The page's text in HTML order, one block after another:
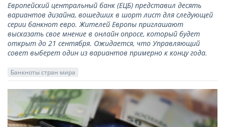
Европейский центральный банк (ЕЦБ) представил десять
вариантов дизайна, вошедших в шорт лист для следующей
серии банкнот евро. Жителей Европы приглашают
высказать свое мнение в онлайн опросе, который будет
открыт до 21 сентября. Ожидается, что Управляющий
совет выберет один из вариантов примерно к концу года.
Банкноты стран мира